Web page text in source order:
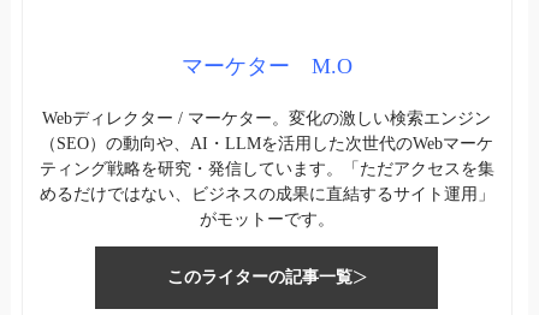
マーケター M.O
Webディレクター / マーケター。変化の激しい検索エンジン
（SEO）の動向や、AI・LLMを活用した次世代のWebマーケ
ティング戦略を研究・発信しています。「ただアクセスを集
めるだけではない、ビジネスの成果に直結するサイト運用」
がモットーです。
このライターの記事一覧